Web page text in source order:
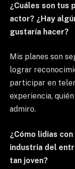
¿Cuáles son tus
actor? ¿Hay
gustaría hacer?
Mis planes son
lograr
participar en
experiencia,
admiro.
¿Cómo lidias
industria del
tan joven?